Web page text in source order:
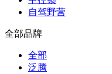
自驾野营
全部品牌
全部
泛腾